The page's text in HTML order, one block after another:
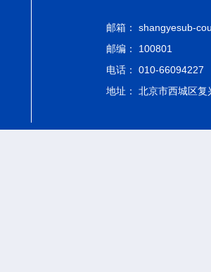
邮箱： shangyesub-
邮编： 100801
电话： 010-66094227
地址： 北京市西城区